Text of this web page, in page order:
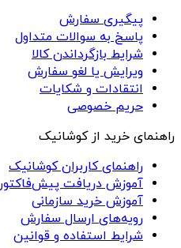
پیگیری سفارش
پاسخ به سوالات متداول
شرایط بازگرداندن کالا
ویرایش یا لغو سفارش
انتقادات و شکایات
حریم خصوصی
راهنمای خرید از کوشانیک
راهنمای کاربران کوشانیک
آموزش دریافت پیش‌فاکتور
آموزش خرید سازمانی
رویه‌های ارسال سفارش
شرایط استفاده و قوانین